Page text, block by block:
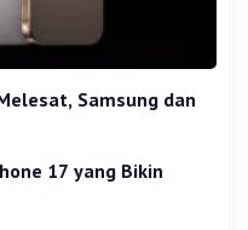
Samsung dan
17 yang Bikin